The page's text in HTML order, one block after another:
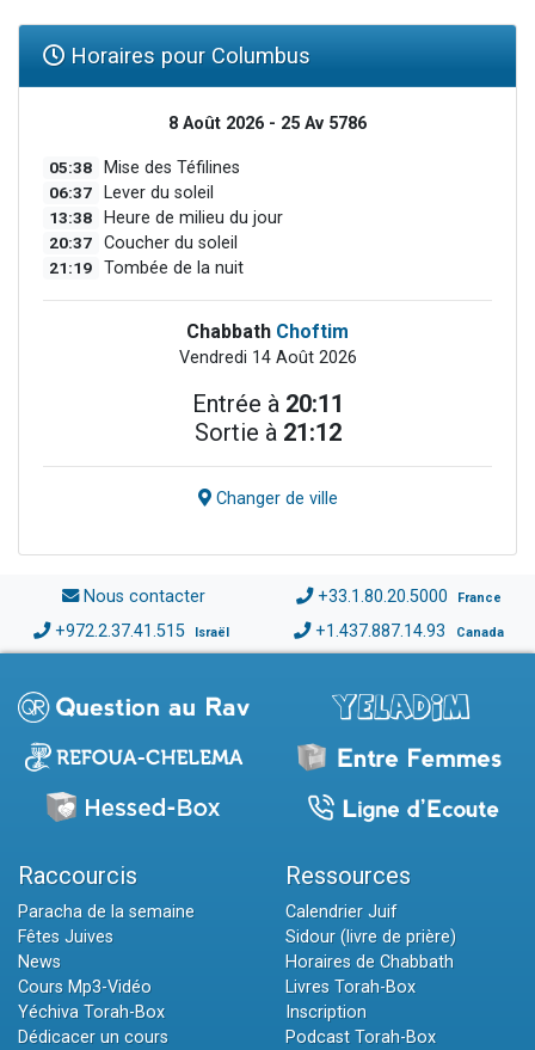
Horaires pour Columbus
8 Août 2026 - 25 Av 5786
05:38 Mise des Téfilines
06:37 Lever du soleil
13:38 Heure de milieu du jour
20:37 Coucher du soleil
21:19 Tombée de la nuit
Chabbath Choftim
Vendredi 14 Août 2026
Entrée à 20:11
Sortie à 21:12
Changer de ville
Nous contacter +33.1.80.20.5000 France
+972.2.37.41.515 Israël +1.437.887.14.93 Canada
Raccourcis
Paracha de la semaine
Fêtes Juives
News
Cours Mp3-Vidéo
Yéchiva Torah-Box
Dédicacer un cours
Ressources
Calendrier Juif
Sidour (livre de prière)
Horaires de Chabbath
Livres Torah-Box
Inscription
Podcast Torah-Box